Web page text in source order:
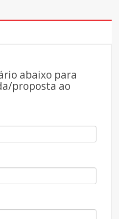
abaixo para
proposta ao